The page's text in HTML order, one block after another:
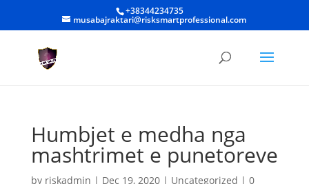
+38344234735
musabajraktari@risksmartprofessional.com
Humbjet e medha nga
mashtrimet e punetoreve
by riskadmin | Dec 19, 2020| Uncategorized | 0